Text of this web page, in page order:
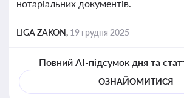
нотаріальних документів.
LIGA ZAKON, 19 грудня 2025
Повний AI-підсумок дня та
ОЗНАЙОМИТИСЯ